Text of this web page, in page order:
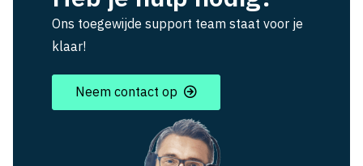
Ons toegewijde support team staat voor je
klaar!
Neem contact op